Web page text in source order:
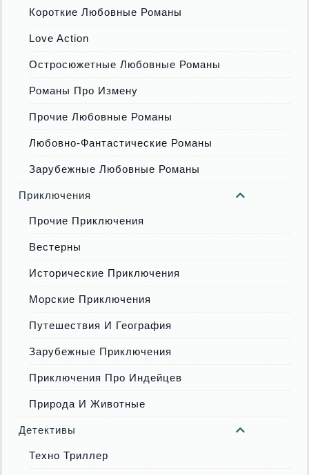
Короткие Любовные Романы
Love Action
Остросюжетные Любовные Романы
Романы Про Измену
Прочие Любовные Романы
Любовно-Фантастические Романы
Зарубежные Любовные Романы
Приключения
Прочие Приключения
Вестерны
Исторические Приключения
Морские Приключения
Путешествия И География
Зарубежные Приключения
Приключения Про Индейцев
Природа И Животные
Детективы
Техно Триллер